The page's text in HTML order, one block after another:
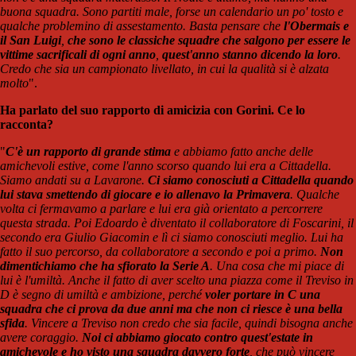
buona squadra. Sono partiti male, forse un calendario un po' tosto e
qualche problemino di assestamento. Basta pensare che l'Obermais e
il San Luigi, che sono le classiche squadre che salgono per essere le
vittime sacrificali di ogni anno quest'anno stanno dicendo la loro.
Credo che sia un campionato livellato, in cui la qualità si è alzata
molto".
Ha parlato del suo rapporto di amicizia con Gorini. Ce lo
racconta?
"C'è un rapporto di grande stima e abbiamo fatto anche delle
amichevoli estive, come l'anno scorso quando lui era a Cittadella.
Siamo andati su a Lavarone. Ci siamo conosciuti a Cittadella quando
lui stava smettendo di giocare e io allenavo la Primavera. Qualche
volta ci fermavamo a parlare e lui era già orientato a percorrere
questa strada. Poi Edoardo è diventato il collaboratore di Foscarini, il
secondo era Giulio Giacomin e lì ci siamo conosciuti meglio. Lui ha
fatto il suo percorso, da collaboratore a secondo e poi a primo. Non
dimentichiamo che ha sfiorato la Serie A. Una cosa che mi piace di
lui è l'umiltà. Anche il fatto di aver scelto una piazza come il Treviso in
D è segno di umiltà e ambizione, perchévoler portare in C una
squadra che ci prova da due anni ma che non ci riesce è una bella
sfida. Vincere a Treviso non credo che sia facile, quindi bisogna anche
avere coraggio. Noi ci abbiamo giocato contro quest'estate in
amichevole e ho visto una squadra davvero forte , che può vincere